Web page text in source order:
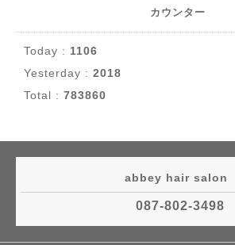
カウンター
Today : 1106
Yesterday : 2018
Total : 783860
abbey hair salon
087-802-3498